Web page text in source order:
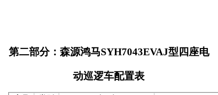
第二部分：森源鸿马SYH7043EVAJ型四座电
动巡逻车配置表